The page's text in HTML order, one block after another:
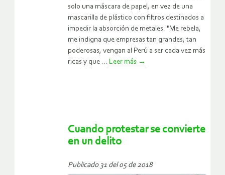
solo una máscara de papel, en vez de una
mascarilla de plástico con filtros destinados a
impedir la absorción de metales. "Me rebela,
me indigna que empresas tan grandes, tan
poderosas, vengan al Perú a ser cada vez más
ricas y que ... Leer más →
Cuando protestar se convierte
en un delito
Publicado 31 del 05 de 2018